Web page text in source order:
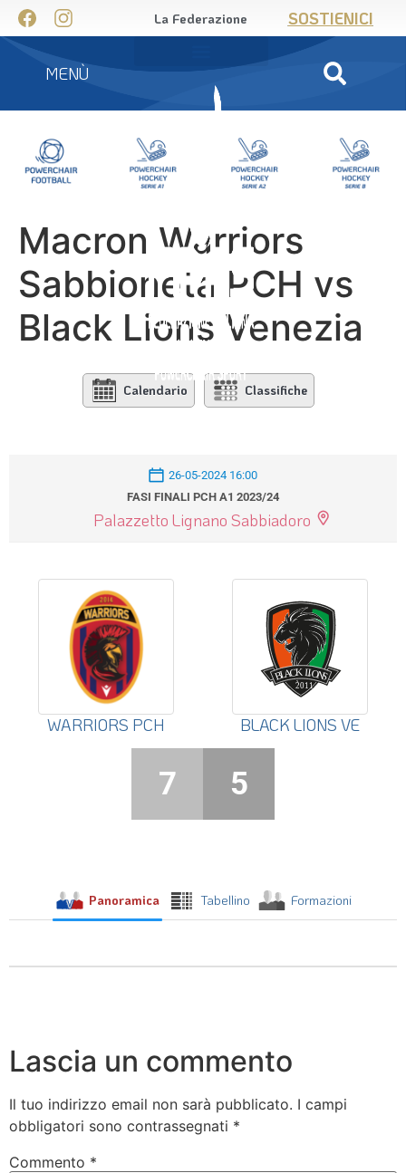
La Federazione SOSTIENICI
MENÙ
Macron Warriors
Sabbioneta PCH vs
Black Lions Venezia
Calendario Classifiche
26-05-2024 16:00
FASI FINALI PCH A1 2023/24
Palazzetto Lignano Sabbiadoro
WARRIORS PCH BLACK LIONS VE
7 5
Panoramica Tabellino Formazioni
Lascia un commento
Il tuo indirizzo email non sarà pubblicato. I campi
obbligatori sono contrassegnati *
Commento *